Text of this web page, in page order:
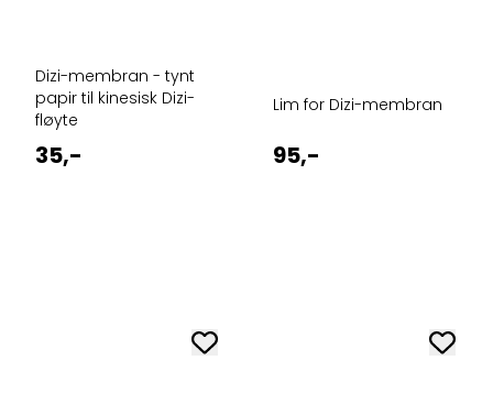
Dizi-membran - tynt
papir til kinesisk Dizi-
fløyte
35,-
Lim for Dizi-membran
95,-